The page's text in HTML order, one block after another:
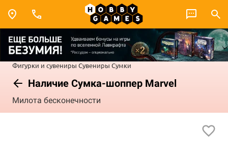
Фигурки и сувениры Сувениры Сумки
Наличие Сумка-шоппер Marvel
Милота бесконечности